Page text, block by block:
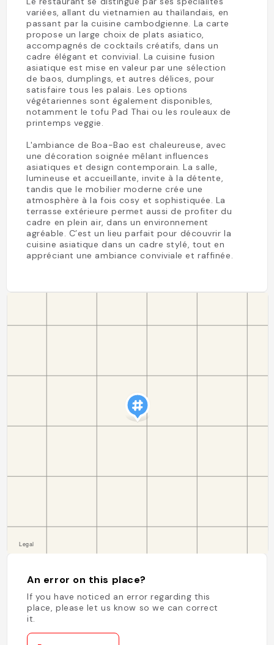
variées, allant du vietnamien au thaïlandais, en
passant par la cuisine cambodgienne. La carte
propose un large choix de plats asiatico,
accompagnés de cocktails créatifs, dans un
cadre élégant et convivial. La cuisine fusion
asiatique est mise en valeur par une sélection
de baos, dumplings, et autres délices, pour
satisfaire tous les palais. Les options
végétariennes sont également disponibles,
notamment le tofu Pad Thai ou les rouleaux de
printemps veggie.
L'ambiance de Boa-Bao est chaleureuse, avec
une décoration soignée mêlant influences
asiatiques et design contemporain. La salle,
lumineuse et accueillante, invite à la détente,
tandis que le mobilier moderne crée une
atmosphère à la fois cosy et sophistiquée. La
terrasse extérieure permet aussi de profiter du
cadre en plein air, dans un environnement
agréable. C’est un lieu parfait pour découvrir la
cuisine asiatique dans un cadre stylé, tout en
appréciant une ambiance conviviale et raffinée.
An error on this place?
If you have noticed an error regarding this
place, please let us know so we can correct
it.